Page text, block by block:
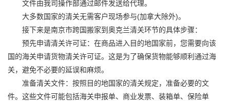
文件由我司操作部通过邮件发送给代理。
大多数国家的清关无需客户现场参与(加拿大除外)。
接下来是南京市跨国搬家到奥克兰清关环节的具体步骤：
预先申请清关许可证：在商品进入目的地国家前，您需要向该
国的海关申请货物清关许可证。这是为了确保货物能够顺利通过海
关，避免不必要的延误和麻烦。
准备清关文件：按照目的地国家的清关规定，准备必要的文
件。这些文件可能包括海关申报单、商业发票、装箱单、保险单